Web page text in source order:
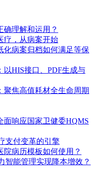
确理解和运用？
疗，从病案开始
化病案归档如何满足等保
HIS接口、PDF生成与
聚焦高值耗材全生命周期
面响应国家卫健委HQMS
支付变革的引擎
病历模板如何使用？
智能管理实现降本增效？